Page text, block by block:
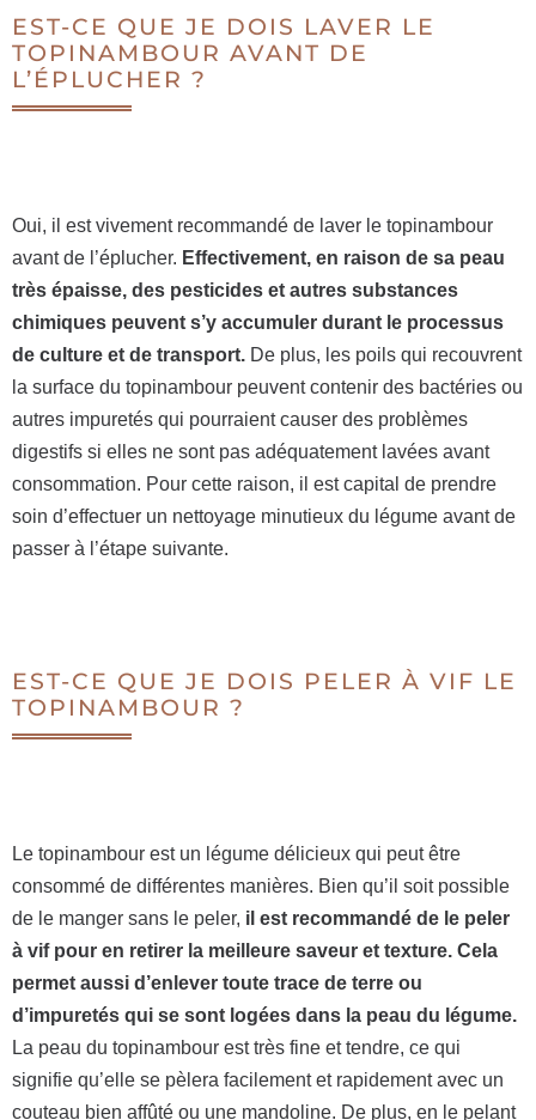
EST-CE QUE JE DOIS LAVER LE
TOPINAMBOUR AVANT DE
L’ÉPLUCHER ?
Oui, il est vivement recommandé de laver le topinambour
avant de l’éplucher. Effectivement, en raison de sa peau
très épaisse, des pesticides et autres substances
chimiques peuvent s’y accumuler durant le processus
de culture et de transport. De plus, les poils qui recouvrent
la surface du topinambour peuvent contenir des bactéries ou
autres impuretés qui pourraient causer des problèmes
digestifs si elles ne sont pas adéquatement lavées avant
consommation. Pour cette raison, il est capital de prendre
soin d’effectuer un nettoyage minutieux du légume avant de
passer à l’étape suivante.
EST-CE QUE JE DOIS PELER À VIF LE
TOPINAMBOUR ?
Le topinambour est un légume délicieux qui peut être
consommé de différentes manières. Bien qu’il soit possible
de le manger sans le peler, il est recommandé de le peler
à vif pour en retirer la meilleure saveur et texture. Cela
permet aussi d’enlever toute trace de terre ou
d’impuretés qui se sont logées dans la peau du légume.
La peau du topinambour est très fine et tendre, ce qui
signifie qu’elle se pèlera facilement et rapidement avec un
couteau bien affûté ou une mandoline. De plus, en le pelant